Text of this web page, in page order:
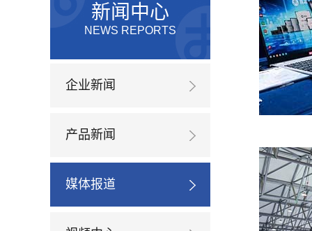
新闻中心
NEWS REPORTS
企业新闻
产品新闻
媒体报道